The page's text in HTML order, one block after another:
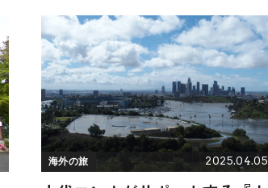
海外の旅 2025.04.05